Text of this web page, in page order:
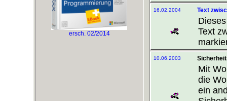
ersch. 02/2014
16.02.2004 Text
Text
10.06.2003
Mit
die
ein